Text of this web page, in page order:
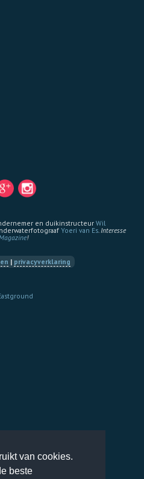
van cookies.
beste
en duikinstructeur Wil
Yoeri van Es.Interesse
!
| privacyverklaring